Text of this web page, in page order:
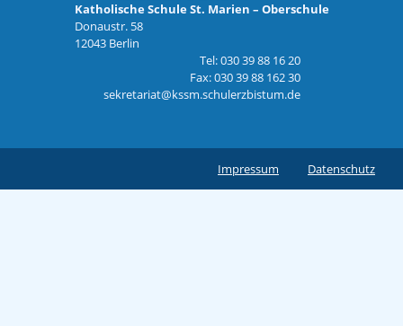
Katholische Schule St. Marien – Oberschule
Donaustr. 58
12043 Berlin
Tel: 030 39 88 16 20
Fax: 030 39 88 162 30
sekretariat@kssm.schulerzbistum.de
Impressum Datenschutz